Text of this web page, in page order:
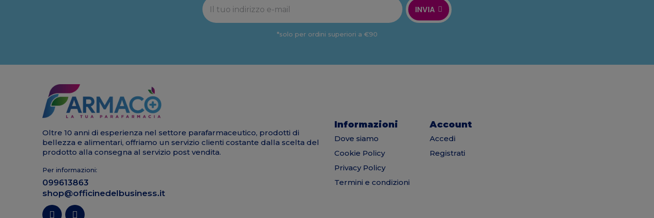
INVIA
*solo per ordini superiori a €90
Oltre 10 anni di esperienza nel settore parafarmaceutico, prodotti di
bellezza e alimentari, offriamo un servizio clienti costante dalla scelta del
prodotto alla consegna al servizio post vendita.
Per informazioni:
099613863
shop@officinedelbusiness.it
Informazioni
Dove siamo
Cookie Policy
Privacy Policy
Termini e condizioni
Account
Accedi
Registrati